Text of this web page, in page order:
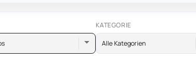
KATEGORIE
Alle Kategorien